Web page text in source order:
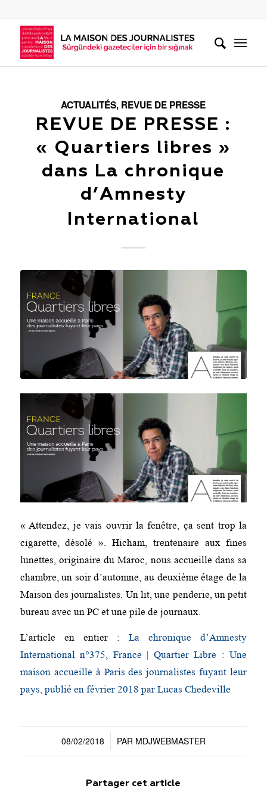
ACTUALITÉS, REVUE DE PRESSE
REVUE DE PRESSE :
« Quartiers libres »
dans La chronique
d’Amnesty
International
« Attendez, je vais ouvrir la fenêtre, ça sent trop la
cigarette, désolé ». Hicham, trentenaire aux fines
lunettes, originaire du Maroc, nous accueille dans sa
chambre, un soir d’automne, au deuxième étage de la
Maison des journalistes. Un lit, une penderie, un petit
bureau avec un PC et une pile de journaux.
L’article en entier :La chronique d’Amnesty
International n°375, France | Quartier Libre : Une
maison accueille à Paris des journalistes fuyant leur
pays, publié en février 2018 par Lucas Chedeville
08/02/2018
/ PAR MDJWEBMASTER
Partager cet article